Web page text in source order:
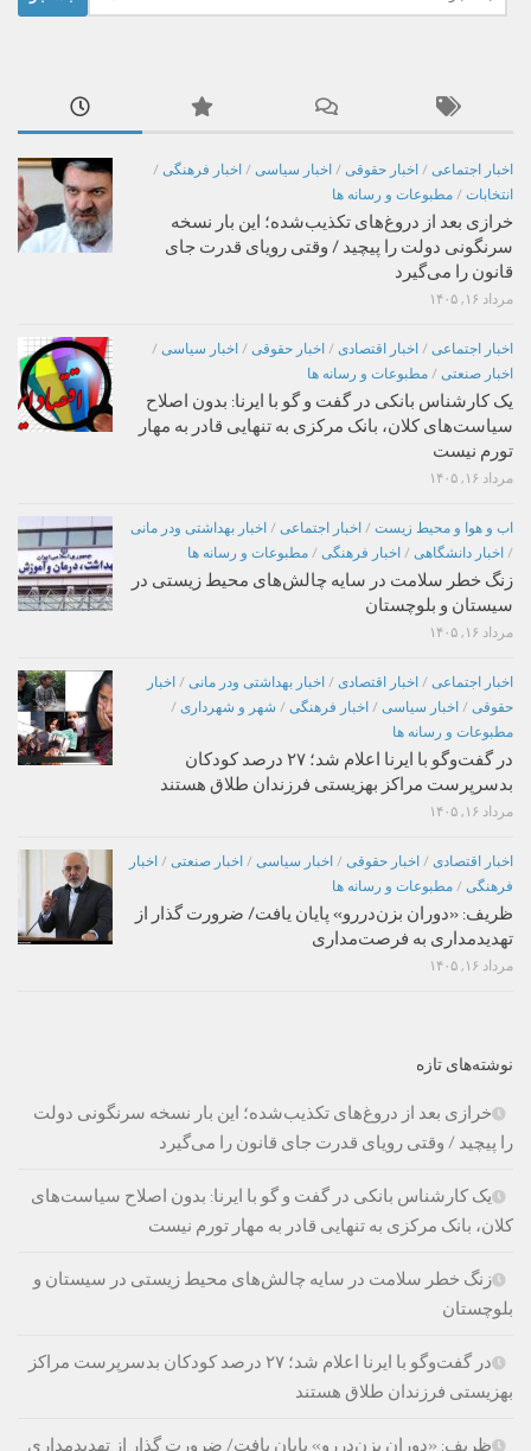
برای:
اخبار اجتماعی / اخبار حقوقی / اخبار سیاسی / اخبار فرهنگی /
انتخابات / مطبوعات و رسانه ها
خرازی بعد از دروغ‌های تکذیب‌شده؛ این بار نسخه
سرنگونی دولت را پیچید / وقتی رویای قدرت جای
قانون را می‌گیرد
مرداد ۱۶, ۱۴۰۵
اخبار اجتماعی / اخبار اقتصادی / اخبار حقوقی / اخبار سیاسی /
اخبار صنعتی / مطبوعات و رسانه ها
یک کارشناس بانکی در گفت و گو با ایرنا: بدون اصلاح
سیاست‌های کلان، بانک مرکزی به تنهایی قادر به مهار
تورم نیست
مرداد ۱۶, ۱۴۰۵
اب و هوا و محیط زیست / اخبار اجتماعی / اخبار بهداشتی ودر مانی
/ اخبار دانشگاهی / اخبار فرهنگی / مطبوعات و رسانه ها
زنگ خطر سلامت در سایه چالش‌های محیط زیستی در
سیستان و بلوچستان
مرداد ۱۶, ۱۴۰۵
اخبار اجتماعی / اخبار اقتصادی / اخبار بهداشتی ودر مانی / اخبار
حقوقی / اخبار سیاسی / اخبار فرهنگی / شهر و شهرداری /
مطبوعات و رسانه ها
در گفت‌وگو با ایرنا اعلام شد؛ ۲۷ درصد کودکان
بدسرپرست مراکز بهزیستی فرزندان طلاق هستند
مرداد ۱۶, ۱۴۰۵
اخبار اقتصادی / اخبار حقوقی / اخبار سیاسی / اخبار صنعتی / اخبار
فرهنگی / مطبوعات و رسانه ها
ظریف: «دوران بزن‌دررو» پایان یافت/ ضرورت گذار از
تهدیدمداری به فرصت‌مداری
مرداد ۱۶, ۱۴۰۵
نوشته‌های تازه
خرازی بعد از دروغ‌های تکذیب‌شده؛ این بار نسخه سرنگونی دولت
را پیچید / وقتی رویای قدرت جای قانون را می‌گیرد
یک کارشناس بانکی در گفت و گو با ایرنا: بدون اصلاح سیاست‌های
کلان، بانک مرکزی به تنهایی قادر به مهار تورم نیست
زنگ خطر سلامت در سایه چالش‌های محیط زیستی در سیستان و
بلوچستان
در گفت‌وگو با ایرنا اعلام شد؛ ۲۷ درصد کودکان بدسرپرست مراکز
بهزیستی فرزندان طلاق هستند
ظریف: «دوران بزن‌دررو» پایان یافت/ ضرورت گذار از تهدیدمداری